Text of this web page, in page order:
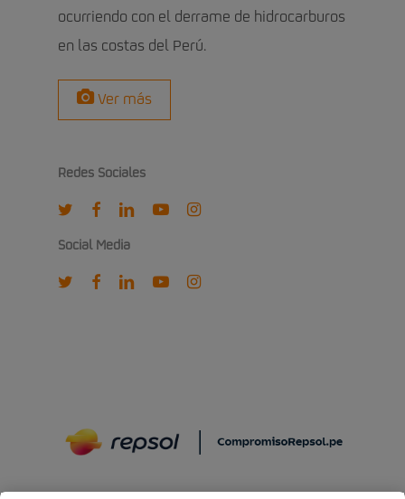
ocurriendo con el derrame de hidrocarburos
en las costas del Perú.
Ver más
Redes Sociales
twitterfacebooklinkedinyoutubeinstagram
Social Media
twitterfacebooklinkedinyoutubeinstagram